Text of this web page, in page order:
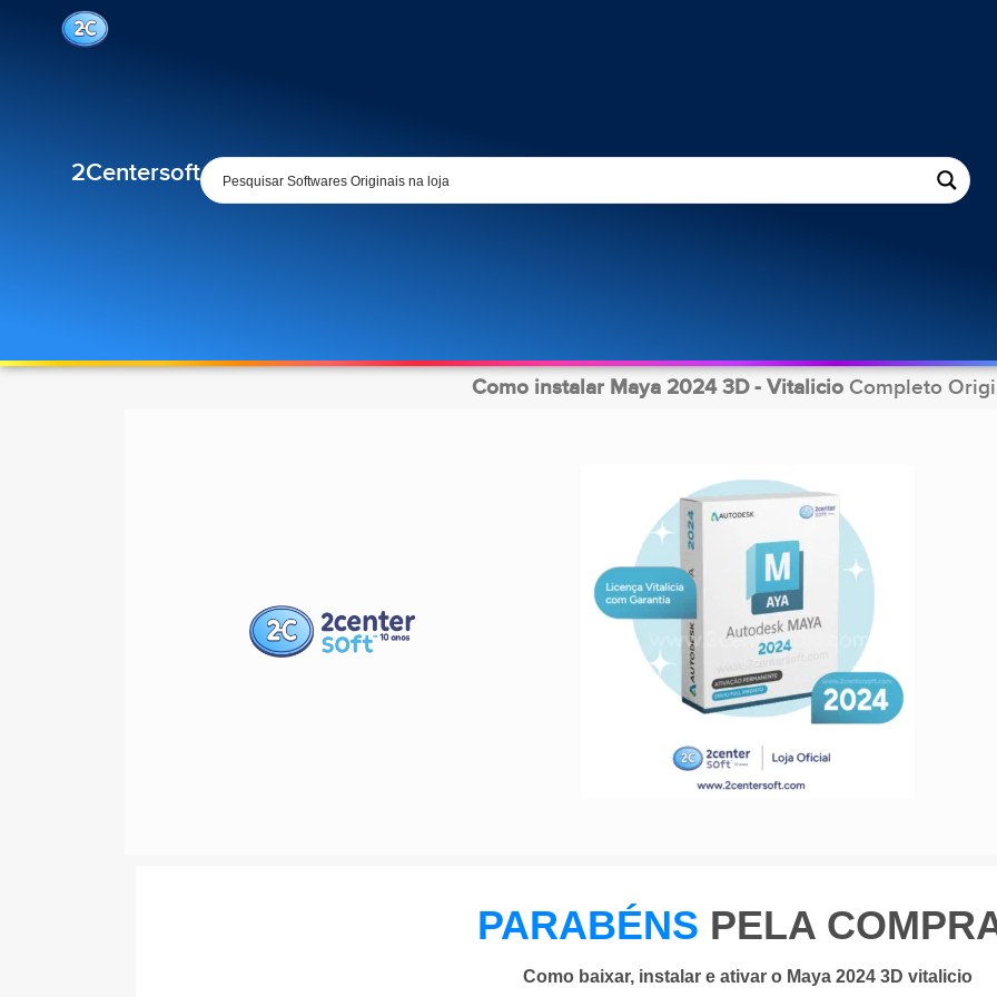
2Centersoft
Como instalar Maya 2024 3D - VitalicioCompleto
PARABÉNS PELA
Como baixar, instalar e ativar o Maya 2024 3D vitalicio